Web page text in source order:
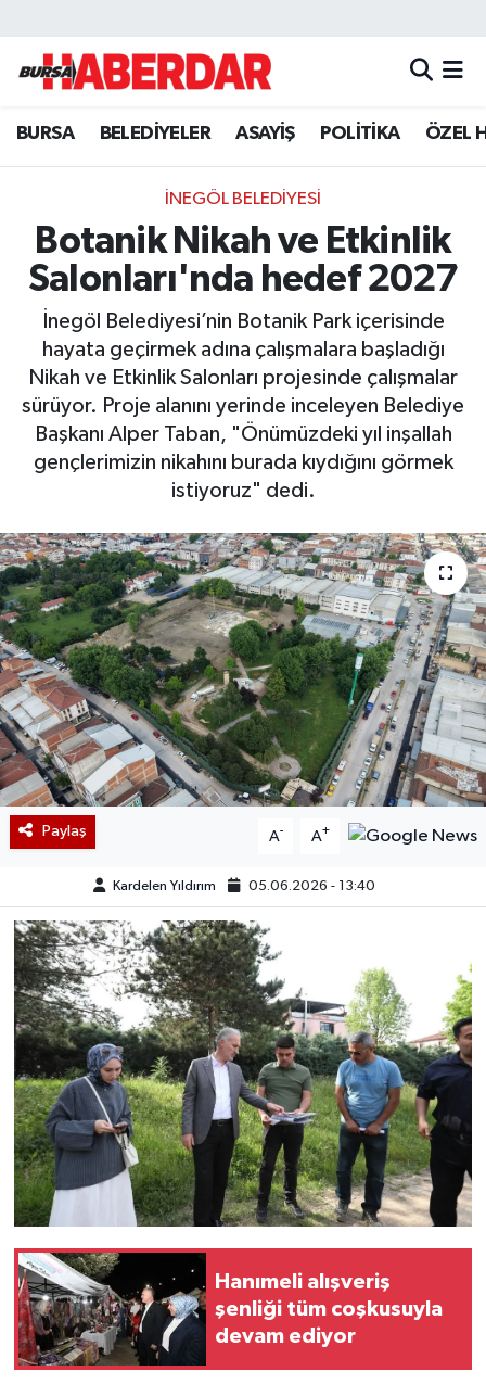
BURSA BELEDİYELER ASAYİŞ POLİTİKA ÖZEL
İNEGÖL BELEDİYESİ
Botanik Nikah ve Etkinlik
Salonları'nda hedef 2027
İnegöl Belediyesi’nin Botanik Park içerisinde
hayata geçirmek adına çalışmalara başladığı
Nikah ve Etkinlik Salonları projesinde çalışmalar
sürüyor. Proje alanını yerinde inceleyen Belediye
Başkanı Alper Taban, "Önümüzdeki yıl inşallah
gençlerimizin nikahını burada kıydığını görmek
istiyoruz" dedi.
Paylaş A- A+
Kardelen Yıldırım 05.06.2026 - 13:40
Hanımeli alışveriş
şenliği tüm coşkusuyla
devam ediyor
Hava Durumu
Trafik Durumu
Süper Lig Puan Durumu ve Fikstür
Tüm Manşetler
Haber Arşivi